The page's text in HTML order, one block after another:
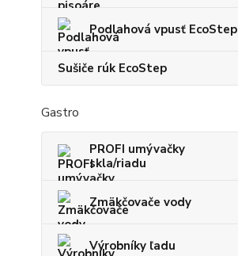
Podlahová vpusť EcoStep
Sušiče rúk EcoStep
Gastro
PROFI umývačky
skla/riadu
Zmäkčovače vody
Výrobníky ľadu